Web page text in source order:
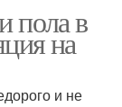
пола в
на
и не